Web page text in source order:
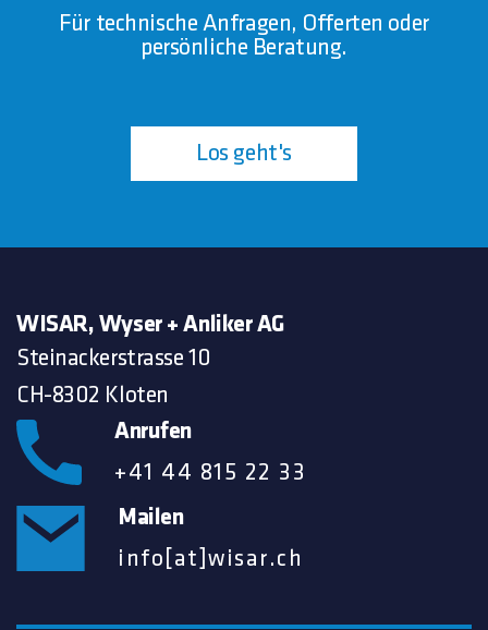
Für technische Anfragen, Offerten oder
persönliche Beratung.
Los geht's
WISAR, Wyser + Anliker AG
Steinackerstrasse 10
CH-8302 Kloten
Anrufen
+41 44 815 22 33
Mailen
info[at]wisar.ch